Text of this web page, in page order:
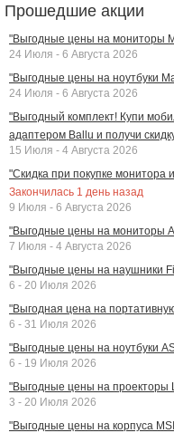
Прошедшие акции
"Выгодные цены на мониторы
24 Июля - 6 Августа 2026
"Выгодные цены на ноутбуки
24 Июля - 6 Августа 2026
"Выгодный комплект! Купи
адаптером Ballu и получи
15 Июля - 4 Августа 2026
"Скидка при покупке монитора
Закончилась 1 день назад
9 Июля - 6 Августа 2026
"Выгодные цены на мониторы
7 Июля - 4 Августа 2026
"Выгодные цены на наушники
6 - 20 Июля 2026
"Выгодная цена на
6 - 31 Июля 2026
"Выгодные цены на ноутбуки
6 - 19 Июля 2026
"Выгодные цены на проекторы
3 - 20 Июля 2026
"Выгодные цены на корпуса